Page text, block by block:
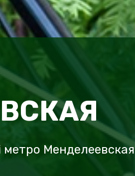
Менделеевская